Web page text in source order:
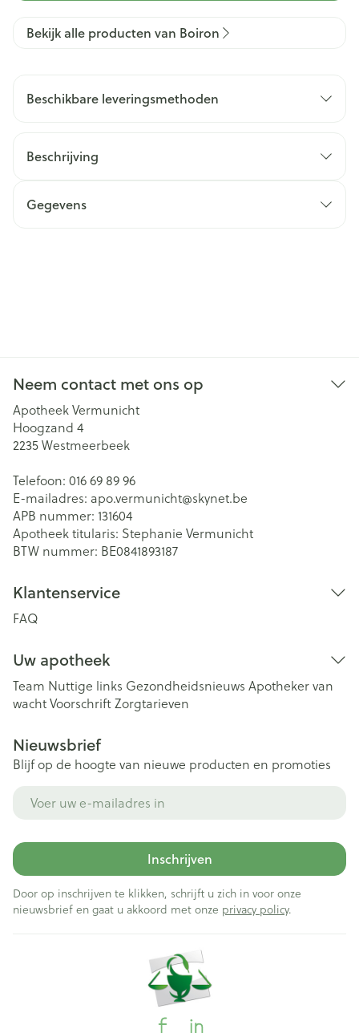
Bekijk alle producten van Boiron
Beschikbare leveringsmethoden
Beschrijving
Gegevens
Neem contact met ons op
Apotheek Vermunicht
Hoogzand 4
2235Westmeerbeek
Telefoon: 016 69 89 96
E-mailadres: apo.vermunicht@skynet.be
APB nummer: 131604
Apotheek titularis: Stephanie Vermunicht
BTW nummer: BE0841893187
Klantenservice
FAQ
Uw apotheek
Team Nuttige links Gezondheidsnieuws Apotheker van
wachtVoorschriftZorgtarieven
Nieuwsbrief
Blijf op de hoogte van nieuwe producten en promoties
Inschrijven
Door op inschrijven te klikken, schrijft u zich in voor onze
nieuwsbrief en gaat u akkoord met onze privacy policy.